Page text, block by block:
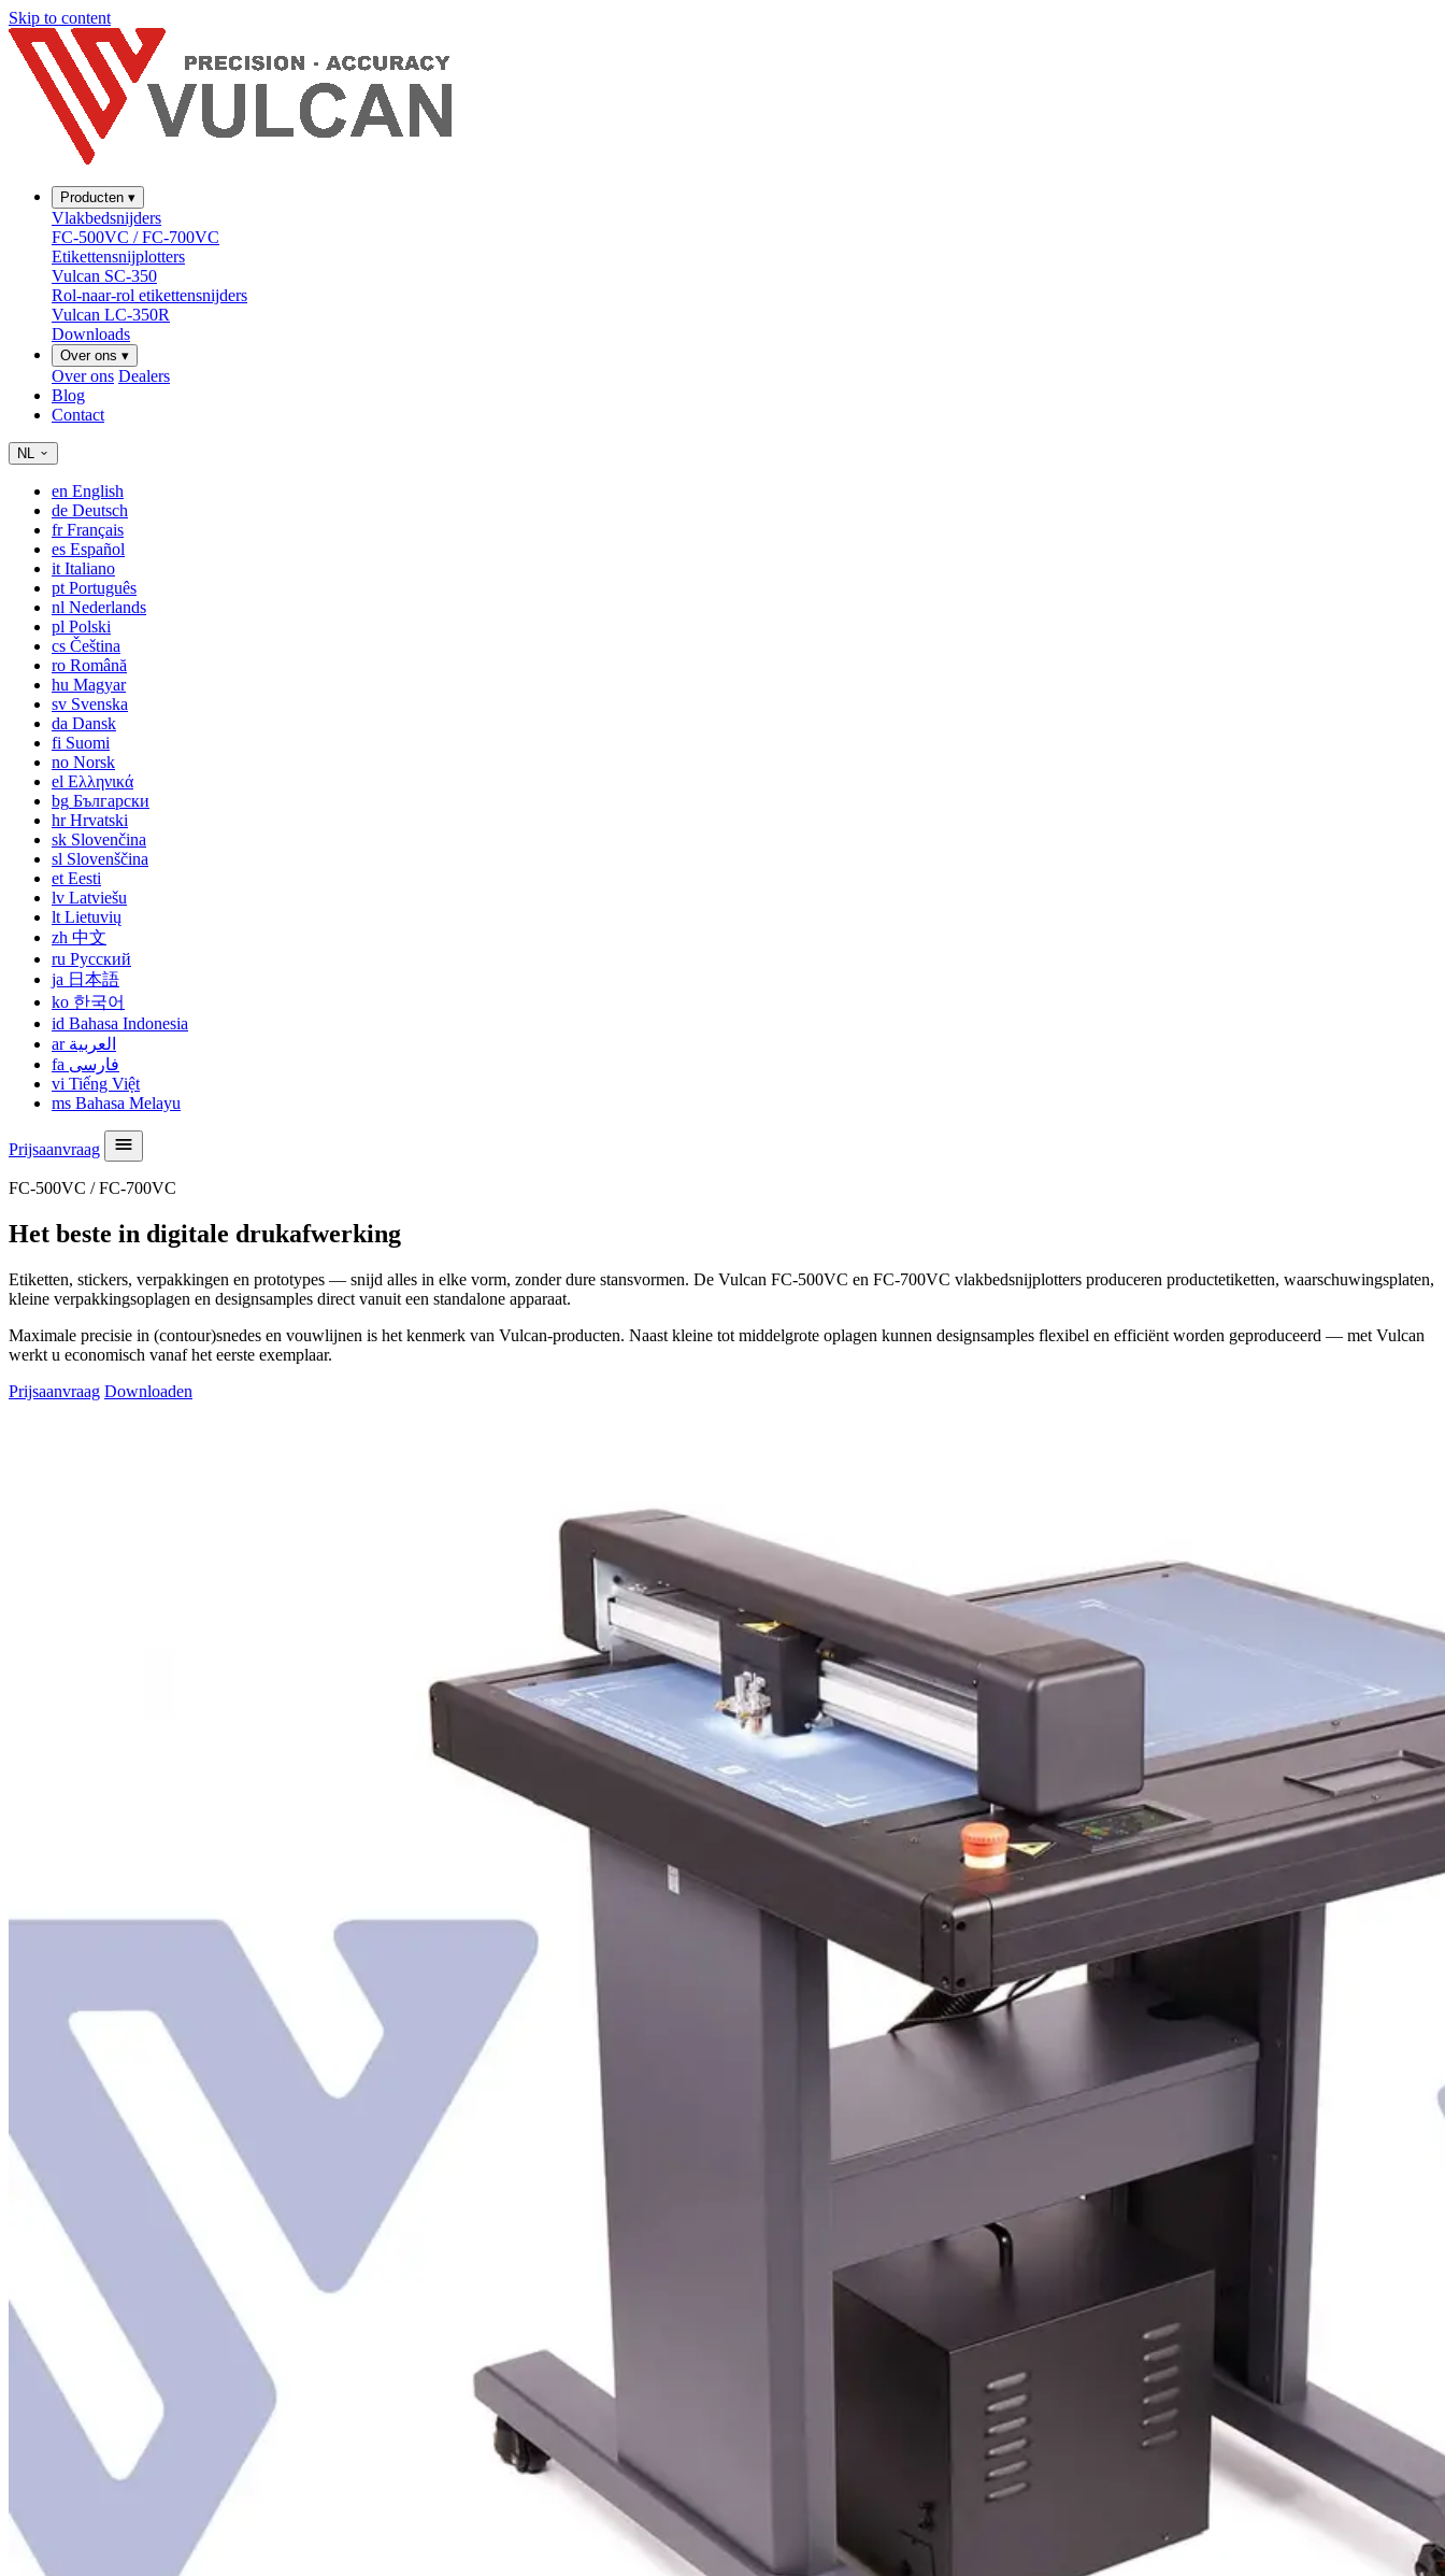
Skip to content
Producten ▾
Vlakbedsnijders
FC-500VC / FC-700VC
Etikettensnijplotters
Vulcan SC-350
Rol-naar-rol etikettensnijders
Vulcan LC-350R
Downloads
Over ons ▾
Over ons Dealers
Blog
Contact
NL
en English
de Deutsch
frFrançais
es Español
it Italiano
pt Português
nl Nederlands
pl Polski
cs Čeština
ro Română
hu Magyar
sv Svenska
da Dansk
fi Suomi
no Norsk
el Ελληνικά
bg Български
hrHrvatski
sk Slovenčina
sl Slovenščina
et Eesti
lv Latviešu
lt Lietuvių
zh 中文
ru Русский
ja 日本語
ko 한국어
id Bahasa Indonesia
ar العربية
fa فارسی
vi Tiếng Việt
ms Bahasa Melayu
Prijsaanvraag
FC-500VC / FC-700VC
Het beste in digitale drukafwerking
Etiketten, stickers, verpakkingen en prototypes — snijd alles in elke vorm, zonder dure stansvormen. De Vulcan FC-500VC en FC-700VC vlakbedsnijplotters produceren productetiketten, waarschuwingsplaten,
kleine verpakkingsoplagen en designsamples direct vanuit een standalone apparaat.
Maximale precisie in (contour)snedes en vouwlijnen is het kenmerk van Vulcan-producten. Naast kleine tot middelgrote oplagen kunnen designsamples flexibel en efficiënt worden geproduceerd — met Vulcan
werkt u economisch vanaf het eerste exemplaar.
Prijsaanvraag Downloaden